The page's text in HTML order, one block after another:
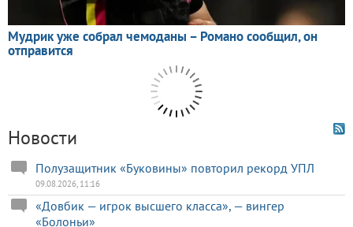
Новости
Полузащитник «Буковины» повторил рекорд УПЛ
09.08.2026, 11:16
«Довбик — игрок высшего класса», — вингер
«Болоньи»